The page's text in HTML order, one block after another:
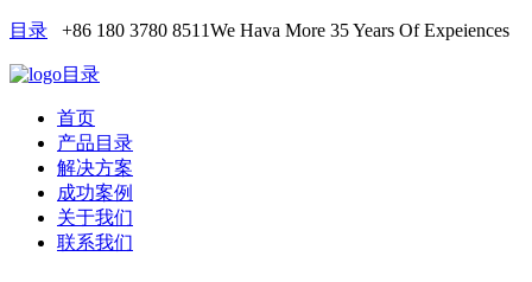
目录 +86 180 3780 8511We Hava More 35 Years Of Expeiences
目录
首页
产品目录
解决方案
成功案例
关于我们
联系我们